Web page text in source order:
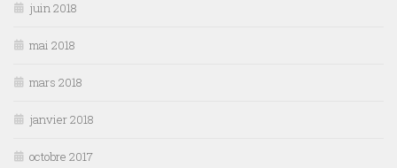
juin 2018
mai 2018
mars 2018
janvier 2018
octobre 2017